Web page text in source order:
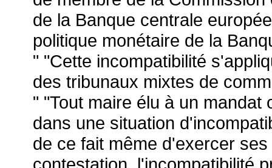
de la Banque centrale
politique monétaire de la
" "Cette incompatibilité
des tribunaux mixtes de
" "Tout maire élu à un
dans une situation
de ce fait même d'exercer